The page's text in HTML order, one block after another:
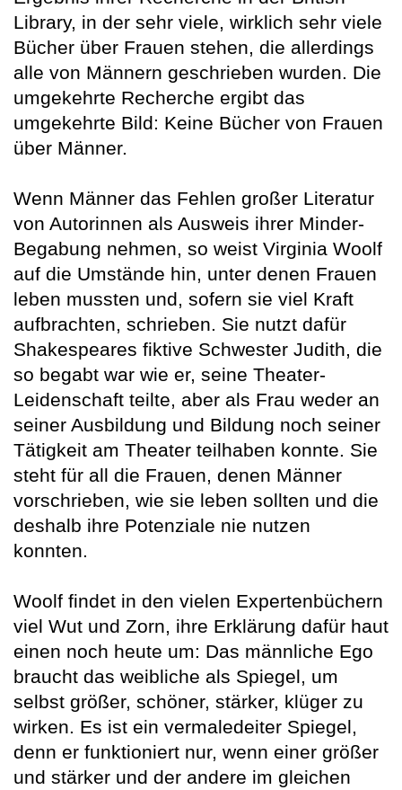
Library, in der sehr viele, wirklich sehr viele
Bücher über Frauen stehen, die allerdings
alle von Männern geschrieben wurden. Die
umgekehrte Recherche ergibt das
umgekehrte Bild: Keine Bücher von Frauen
über Männer.
Wenn Männer das Fehlen großer Literatur
von Autorinnen als Ausweis ihrer Minder-
Begabung nehmen, so weist Virginia Woolf
auf die Umstände hin, unter denen Frauen
leben mussten und, sofern sie viel Kraft
aufbrachten, schrieben. Sie nutzt dafür
Shakespeares fiktive Schwester Judith, die
so begabt war wie er, seine Theater-
Leidenschaft teilte, aber als Frau weder an
seiner Ausbildung und Bildung noch seiner
Tätigkeit am Theater teilhaben konnte. Sie
steht für all die Frauen, denen Männer
vorschrieben, wie sie leben sollten und die
deshalb ihre Potenziale nie nutzen
konnten.
Woolf findet in den vielen Expertenbüchern
viel Wut und Zorn, ihre Erklärung dafür haut
einen noch heute um: Das männliche Ego
braucht das weibliche als Spiegel, um
selbst größer, schöner, stärker, klüger zu
wirken. Es ist ein vermaledeiter Spiegel,
denn er funktioniert nur, wenn einer größer
und stärker und der andere im gleichen